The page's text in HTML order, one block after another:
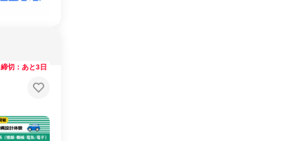
締切：あと3日